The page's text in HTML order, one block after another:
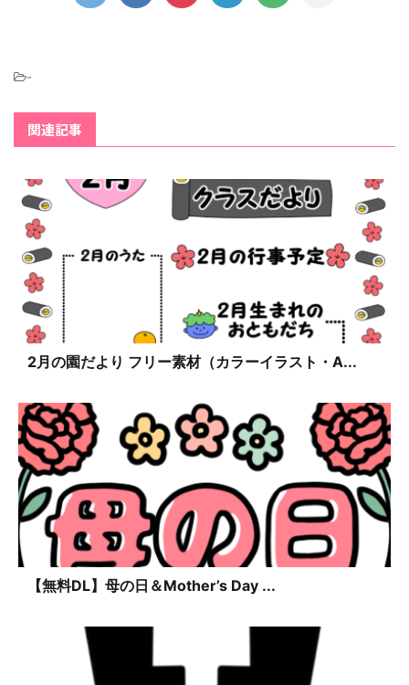
-
関連記事
2月の園だより フリー素材（カラーイラスト・A...
【無料DL】母の日＆Mother’s Day ...